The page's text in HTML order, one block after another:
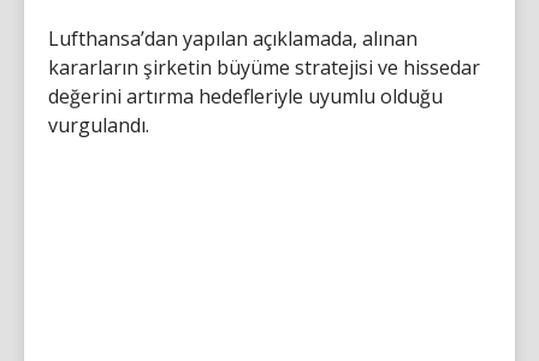
Lufthansa’dan yapılan açıklamada, alınan
kararların şirketin büyüme stratejisi ve hissedar
değerini artırma hedefleriyle uyumlu olduğu
vurgulandı.